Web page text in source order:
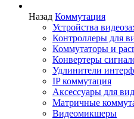
Назад Коммутация
Устройства
Контроллеры для
Коммутаторы и
Конвертеры
Удлинители
IP коммутация
Аксессуары для
Матричные
Видеомикшеры